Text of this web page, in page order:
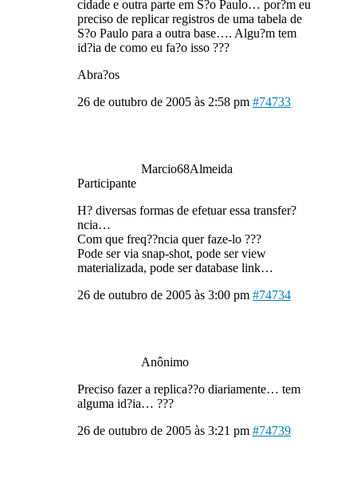
cidade e outra parte em S?o Paulo… por?m eu
preciso de replicar registros de uma tabela de
S?o Paulo para a outra base…. Algu?m tem
id?ia de como eu fa?o isso ???
Abra?os
26 de outubro de 2005 às 2:58 pm #74733
Marcio68Almeida
Participante
H? diversas formas de efetuar essa transfer?
ncia…
Com que freq??ncia quer faze-lo ???
Pode ser via snap-shot, pode ser view
materializada, pode ser database link…
26 de outubro de 2005 às 3:00 pm #74734
Anônimo
Preciso fazer a replica??o diariamente… tem
alguma id?ia… ???
26 de outubro de 2005 às 3:21 pm #74739